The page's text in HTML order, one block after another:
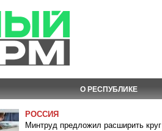
О РЕСПУБЛИКЕ
РОССИЯ
Минтруд предложил расширить круг